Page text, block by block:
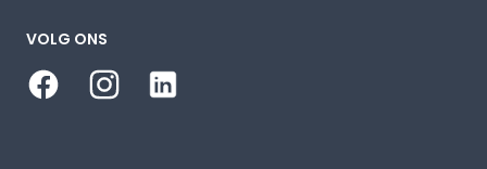
VOLG ONS
FacebookInstagram
LinkedIn